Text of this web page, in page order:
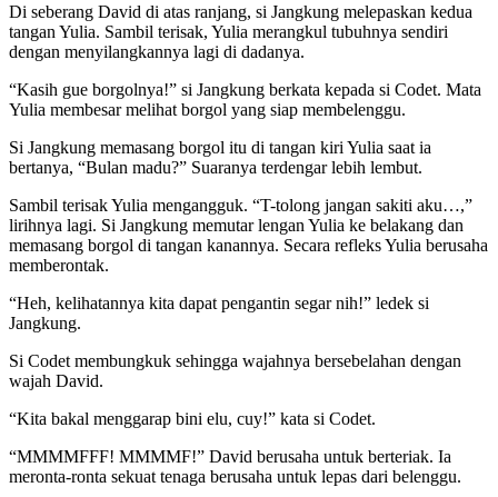
Di seberang David di atas ranjang, si Jangkung melepaskan kedua
tangan Yulia. Sambil terisak, Yulia merangkul tubuhnya sendiri
dengan menyilangkannya lagi di dadanya.
“Kasih gue borgolnya!” si Jangkung berkata kepada si Codet. Mata
Yulia membesar melihat borgol yang siap membelenggu.
Si Jangkung memasang borgol itu di tangan kiri Yulia saat ia
bertanya, “Bulan madu?” Suaranya terdengar lebih lembut.
Sambil terisak Yulia mengangguk. “T-tolong jangan sakiti aku…,”
lirihnya lagi. Si Jangkung memutar lengan Yulia ke belakang dan
memasang borgol di tangan kanannya. Secara refleks Yulia berusaha
memberontak.
“Heh, kelihatannya kita dapat pengantin segar nih!” ledek si
Jangkung.
Si Codet membungkuk sehingga wajahnya bersebelahan dengan
wajah David.
“Kita bakal menggarap bini elu, cuy!” kata si Codet.
“MMMMFFF! MMMMF!” David berusaha untuk berteriak. Ia
meronta-ronta sekuat tenaga berusaha untuk lepas dari belenggu.